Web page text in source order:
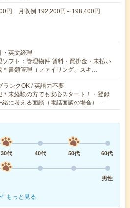
円 月収例 192,200円～198,400円
・英文経理
ソフト：管理物件 賃料・買掛金・未払い
＊書類管理（ファイリング、スキ…
ランクOK / 英語力不要
＊未経験の方でも安心スタート！・登録
緒に考える面談（電話面談の場合）…
30代 40代 50代
60代
男性
もっと見る